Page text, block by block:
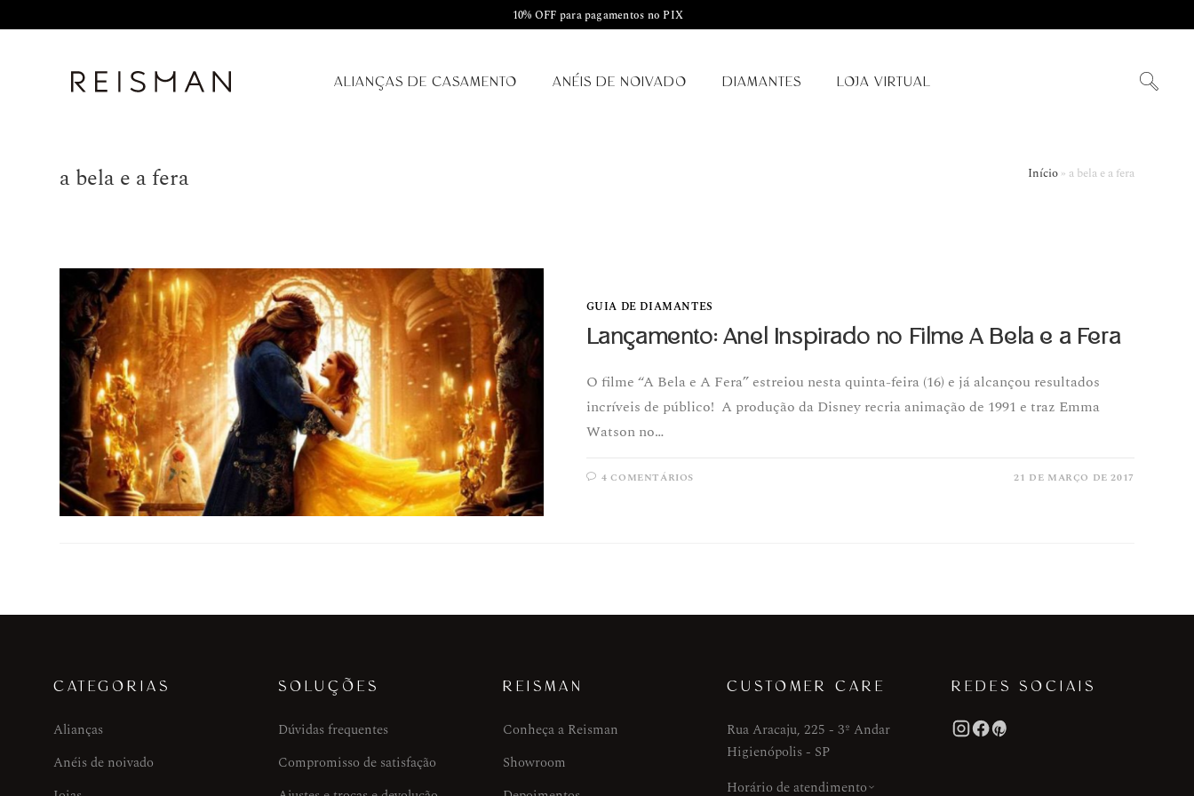
10% OFF para pagamentos no PIX
ALIANÇAS DE CASAMENTO ANÉIS DE NOIVADO DIAMANTES LOJA VIRTUAL
a bela e a fera Início» a bela e a fera
GUIA DE DIAMANTES
Lançamento: Anel Inspirado no Filme A Bela e a Fera
O filme “A Bela e A Fera” estreiou nesta quinta-feira (16) e já alcançou resultados
incríveis de público! A produção da Disney recria animação de 1991 e traz Emma
Watson no…
4 COMENTÁRIOS 21 DE MARÇO DE 2017
CATEGORIAS
Alianças
Anéis de noivado
SOLUÇÕES
Dúvidas frequentes
Compromisso de satisfação
REISMAN
Conheça a Reisman
Showroom
CUSTOMER CARE
Rua Aracaju, 225 - 3º Andar
Higienópolis - SP
Horário de atendimento
REDES SOCIAIS